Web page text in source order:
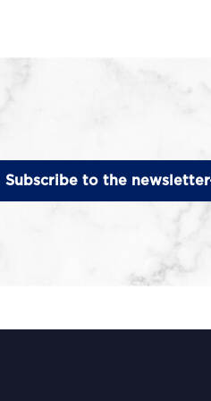
Subscribe to the newsletter